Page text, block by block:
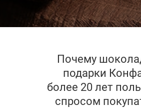
Почему
подарки
более 20 лет
спросом